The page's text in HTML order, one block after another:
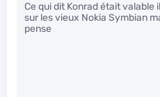
Ce qui dit Konrad était valable
sur les vieux Nokia Symbian
pense